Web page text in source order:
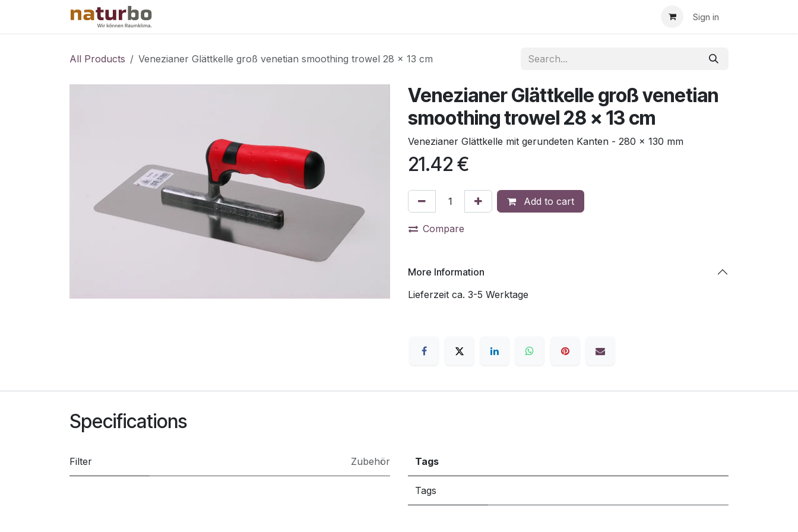
Sign in
All Products Venezianer Glättkelle groß venetian smoothing trowel 28 x 13 cm
Venezianer Glättkelle groß venetian
smoothing trowel 28 x 13 cm
Venezianer Glättkelle mit gerundeten Kanten - 280 x 130 mm
21.42 €
Add to cart
Compare
More Information
Lieferzeit ca. 3-5 Werktage
Specifications
Filter Zubehör Tags
Tags